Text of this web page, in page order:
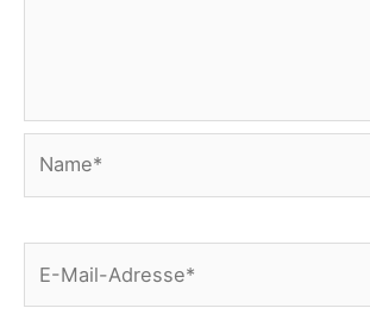
Mail-